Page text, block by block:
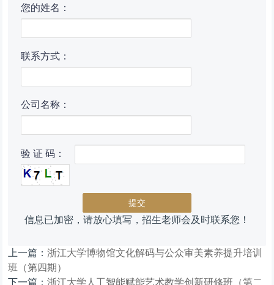
您的姓名：
联系方式：
公司名称：
验 证 码：
信息已加密，请放心填写，招生老师会及时联系您！
上一篇：浙江大学博物馆文化解码与公众审美素养提升培训
班（第四期）
下一篇：浙江大学人工智能赋能艺术教学创新研修班（第二